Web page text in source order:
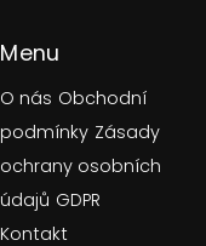
Menu
O nás Obchodní
podmínky Zásady
ochrany osobních
údajů GDPR
Kontakt